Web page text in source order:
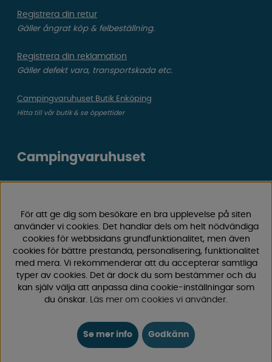
Registrera din retur
Gäller ångrat köp & felbeställning.
Registrera din reklamation
Gäller defekt vara, transportskada etc.
Campingvaruhuset Butik Enköping
Hitta till vår butik & se öppettider
Campingvaruhuset
Välkommen till Sveriges största utbud av
50 års erfarenhet är vi din självklara partner för allt inom
camping och fritid.
Hos oss hittar du allt från reservdelar till smarta tillbehör
som gör din campingupplevelse smidigare och roligare.
Vi erbjuder hög kvalitet och konkurrenskraftiga priser –
både online och i vår fysiska
butik i Enköping.
nyheter och exklusiva erbjudanden. Campinglivet börjar
För att ge dig som besökare en bra upplevelse på siten
använder vi cookies. Det handlar dels om helt nödvändiga
cookies för webbsidans grundfunktionalitet, men även
cookies för bättre prestanda, personalisering, funktionalitet
med mera. Vi rekommenderar att du accepterar samtliga
typer av cookies. Det är dock du som bestämmer och du
kan själv välja att anpassa dina cookie-inställningar som
du önskar. Läs mer om cookies vi använder.
Se mer info Godkänn